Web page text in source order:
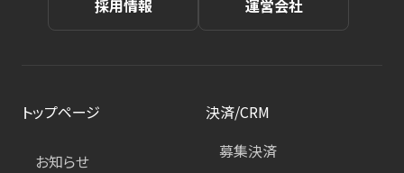
採用情報 運営会社
トップページ
お知らせ
決済/CRM
募集決済